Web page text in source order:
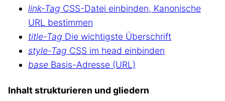
link-Tag CSS-Datei einbinden, Kanonische
URL bestimmen
title-Tag Die wichtigste Überschrift
style-Tag CSS im head einbinden
base Basis-Adresse (URL)
Inhalt strukturieren und gliedern